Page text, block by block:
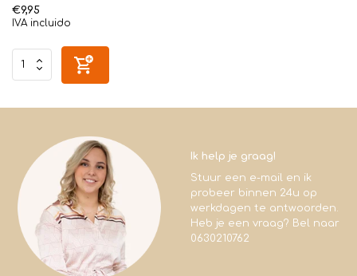
€9,95
IVA incluido
Ik help je graag!
Stuur een e-mail en ik
probeer binnen 24u op
werkdagen te antwoorden.
Heb je een vraag? Bel naar
0630210762